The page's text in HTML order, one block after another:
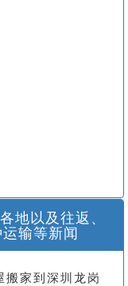
地以及往返、
输等新闻
搬家到深圳龙岗